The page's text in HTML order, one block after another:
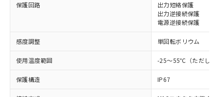
保護回路
出力短絡保護
出力逆接続保護
電源逆接続保護
感度調整 単回転ボリウム
使用温度範囲 -25～55℃（ただし、
保護構造 IP67